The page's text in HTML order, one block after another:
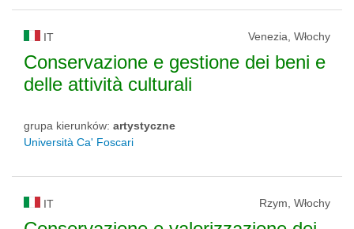
IT Venezia, Włochy
Conservazione e gestione dei beni e
delle attività culturali
grupa kierunków: artystyczne
Università Ca' Foscari
IT Rzym, Włochy